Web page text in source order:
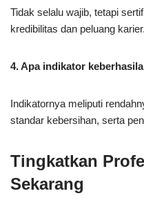
Tidak selalu wajib, tetapi
kredibilitas dan peluang karier.
4. Apa indikator
Indikatornya meliputi
standar kebersihan, serta
Tingkatkan
Sekarang